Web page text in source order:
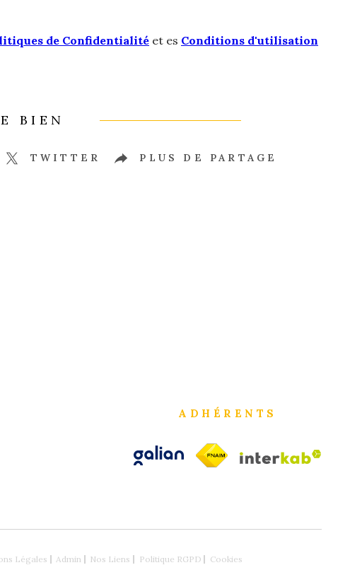
de Confidentialité et es Conditions d'utilisation
BIEN
TWITTER PLUS DE PARTAGE
ADHÉRENTS
Légales Admin Nos Liens Politique RGPD Cookies